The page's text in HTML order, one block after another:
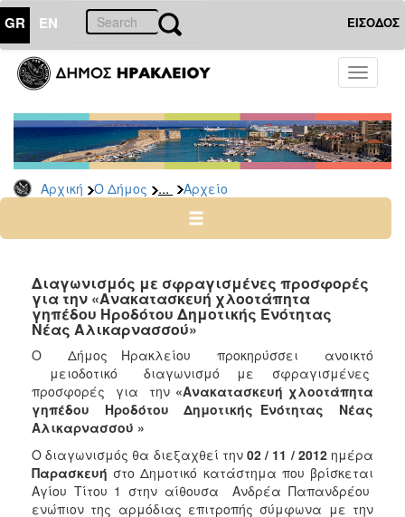
GR EN ΕΙΣΟΔΟΣ
Toggle
Αρχική Ο Δήμος ... Αρχείο
ΔΗΜΟΣ
Διακηρύξεις
-
Δημοπρασίες
Αρχείο
2025
2023
2022
2020
2019
2018
2017
2016
2015
Διαγωνισμός με σφραγισμένες προσφορές
για την «Ανακατασκευή χλοοτάπητα
γηπέδου Ηροδότου Δημοτικής Ενότητας
Νέας Αλικαρνασσού»
Ο Δήμος Ηρακλείου προκηρύσσει ανοικτό
μειοδοτικό διαγωνισμό με σφραγισμένες
προσφορές για την «Ανακατασκευή χλοοτάπητα
γηπέδου Ηροδότου Δημοτικής Ενότητας Νέας
Αλικαρνασσού »
Ο διαγωνισμός θα διεξαχθεί την 02 / 11 / 2012ημέρα
Παρασκευή στο Δημοτικό κατάστημα που βρίσκεται
Αγίου Τίτου 1 στην αίθουσα Ανδρέα Παπανδρέου
ενώπιον της αρμόδιας επιτροπής σύμφωνα με την